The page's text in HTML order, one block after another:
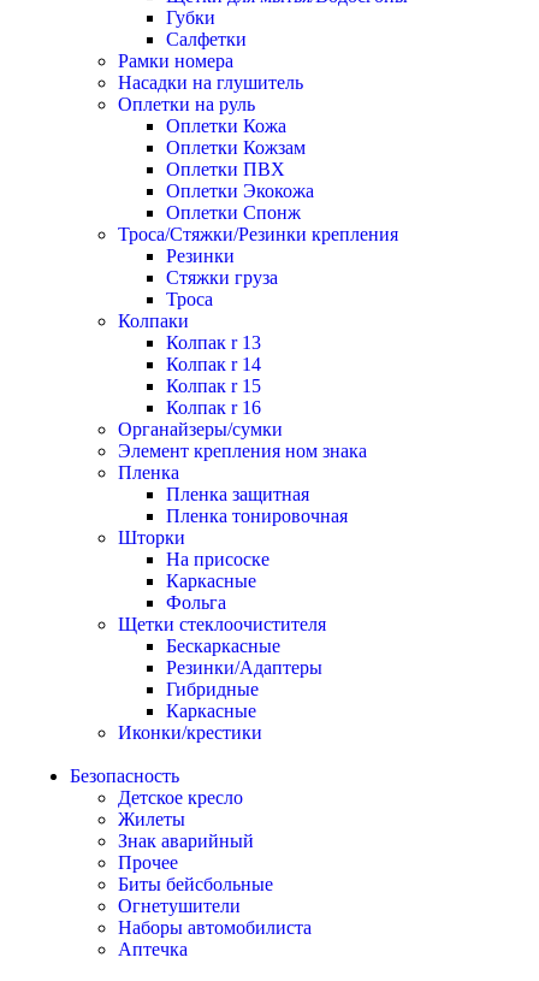
Губки
Салфетки
Рамки номера
Насадки на глушитель
Оплетки на руль
Оплетки Кожа
Оплетки Кожзам
Оплетки ПВХ
Оплетки Экокожа
Оплетки Спонж
Троса/Стяжки/Резинки крепления
Резинки
Стяжки груза
Троса
Колпаки
Колпак r 13
Колпак r 14
Колпак r 15
Колпак r 16
Органайзеры/сумки
Элемент крепления ном знака
Пленка
Пленка защитная
Пленка тонировочная
Шторки
На присоске
Каркасные
Фольга
Щетки стеклоочистителя
Бескаркасные
Резинки/Адаптеры
Гибридные
Каркасные
Иконки/крестики
Безопасность
Детское кресло
Жилеты
Знак аварийный
Прочее
Биты бейсбольные
Огнетушители
Наборы автомобилиста
Аптечка